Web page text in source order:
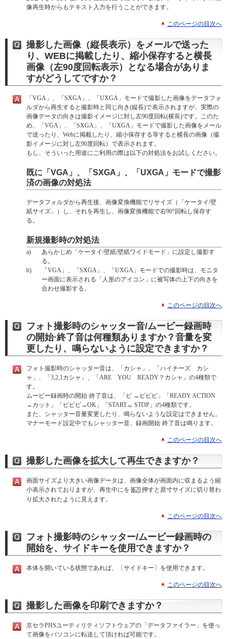
像再生時からもテキスト入力を行うことができます。
このページの目次へ
撮影した画像（縦長表示）をメールで送った
り、WEBに掲載したり、縮小保存すると横長
画像（左90度回転表示）となる場合がありま
すがどうしてですか？
「VGA」、「SXGA」、「UXGA」モードで撮影した画像をデータフォ
ルダから再生すると撮影時と同じ向き(縦長)で表示されますが、実際の
画像データの向きは撮影イメージに対し左90度回転(横長)です。このた
め、「VGA」、「SXGA」、「UXGA」モードで撮影した画像をメール
で送ったり、Webに掲載したり、縮小保存する等すると横長の画像（撮
影イメージに対し左90度回転）で表示されます。
もし、そういった用途にご利用の際は以下の対処法をお試しください。
既に「VGA」、「SXGA」、「UXGA」モードで撮影
済の画像の対処法
データフォルダから再生後、画像変換機能でリサイズ（「ケータイ/壁
紙サイズ」）し、それを再生し、画像変換機能で右90°回転し保存す
る。
新規撮影時の対処法
a)
あらかじめ「ケータイ/壁紙/壁紙ワイドモード」に設定し撮影す
る。
b)
「VGA」、「SXGA」、「UXGA」モードでの撮影時は、モニタ
ー画面に表示される「人形のアイコン」に被写体の上下の向きを
合わせ撮影する。
このページの目次へ
フォト撮影時のシャッター音/ムービー録画時
の開始·終了音は何種類ありますか？音量を変
更したり、鳴らないように設定できますか？
フォト撮影時のシャッター音は、「カシャ」、「ハイチーズ カシ
ャ」、「3,2,1カシャ」、「ARE YOU READY？カシャ」の4種類で
す。
ムービー録画時の開始·終了音は、「ピ →ピピピ」「READY ACTION
→カット」「ピピピ→OK」「START→ STOP」の4種類です。
また、シャッター音量変更したり、鳴らないような設定はできません。
マナーモード設定中でもシャッター音、録画開始·終了音は鳴ります。
このページの目次へ
撮影した画像を拡大して再生できますか？
画面サイズより大きい画像データは、画像全体が画面内に収まるよう縮
小表示されておりますが、再生中にを
押すと原寸サイズに切り替わ
り拡大されたように見えます。
このページの目次へ
フォト撮影時のシャッター/ムービー録画時の
開始を、サイドキーを使用できますか？
本体を開いている状態であれば、〔サイドキー〕を使用できます。
このページの目次へ
撮影した画像を印刷できますか？
京セラPHSユーティリティソフトウェアの「データファイラー」を使っ
て画像をパソコンに転送して頂ければ可能です。